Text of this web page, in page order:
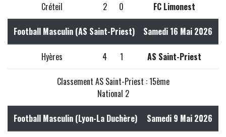
Créteil 2 0 FC Limonest
Football Masculin (AS Saint-Priest) Samedi 16 Mai 2026
Hyères 4 1 AS Saint-Priest
Classement AS Saint-Priest : 15ème
National 2
Football Masculin (Lyon-La Duchère) Samedi 9 Mai 2026